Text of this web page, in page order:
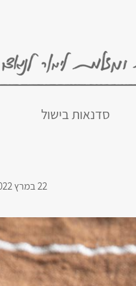
סדנאות בישול
22 במרץ 2022